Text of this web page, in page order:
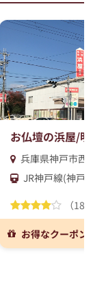
お仏壇の浜屋/明石
兵庫県神戸市西区
JR神戸線(神戸～
（189件
お得なクーポンを